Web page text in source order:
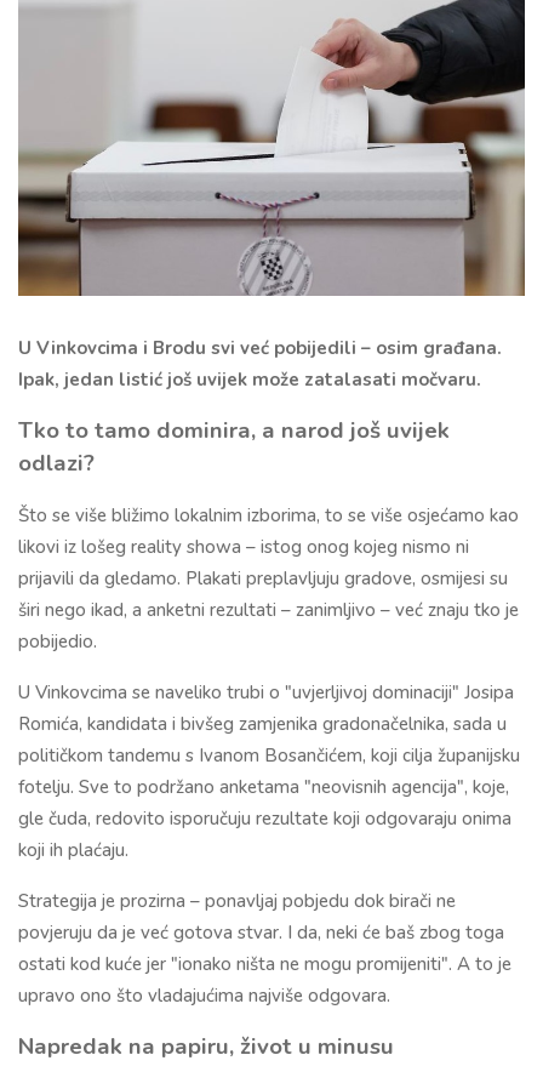
U Vinkovcima i Brodu svi već pobijedili – osim građana.
Ipak, jedan listić još uvijek može zatalasati močvaru.
Tko to tamo dominira, a narod još uvijek
odlazi?
Što se više bližimo lokalnim izborima, to se više osjećamo kao
likovi iz lošeg reality showa – istog onog kojeg nismo ni
prijavili da gledamo. Plakati preplavljuju gradove, osmijesi su
širi nego ikad, a anketni rezultati – zanimljivo – već znaju tko je
pobijedio.
U Vinkovcima se naveliko trubi o "uvjerljivoj dominaciji" Josipa
Romića, kandidata i bivšeg zamjenika gradonačelnika, sada u
političkom tandemu s Ivanom Bosančićem, koji cilja županijsku
fotelju. Sve to podržano anketama "neovisnih agencija", koje,
gle čuda, redovito isporučuju rezultate koji odgovaraju onima
koji ih plaćaju.
Strategija je prozirna – ponavljaj pobjedu dok birači ne
povjeruju da je već gotova stvar. I da, neki će baš zbog toga
ostati kod kuće jer "ionako ništa ne mogu promijeniti". A to je
upravo ono što vladajućima najviše odgovara.
Napredak na papiru, život u minusu